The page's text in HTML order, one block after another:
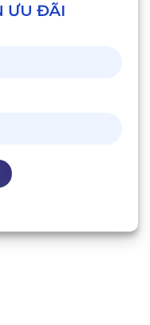
ƯU ĐÃI